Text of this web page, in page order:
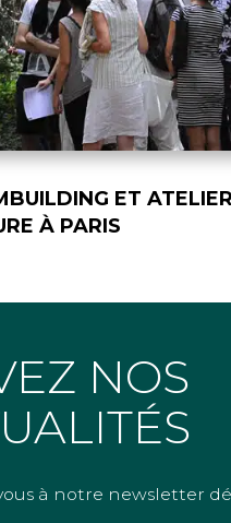
ET
À PARIS
NOS
à notre newsletter